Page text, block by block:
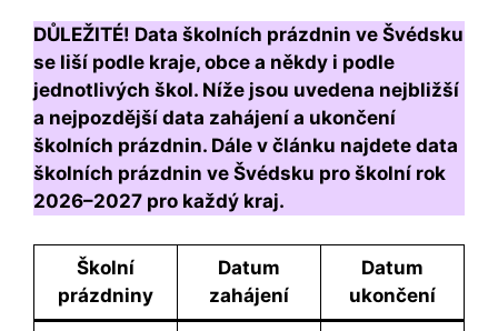
DŮLEŽITÉ! Data školních prázdnin ve Švédsku
se liší podle kraje, obce a někdy i podle
jednotlivých škol. Níže jsou uvedena nejbližší
a nejpozdější data zahájení a ukončení
školních prázdnin. Dále v článku najdete data
školních prázdnin ve Švédsku pro školní rok
2026–2027 pro každý kraj.
Školní
prázdniny
datum
zahájení
Datum
ukončení